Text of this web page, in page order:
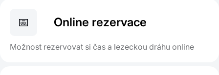
📅 Online rezervace
Možnost rezervovat si čas a lezeckou dráhu online